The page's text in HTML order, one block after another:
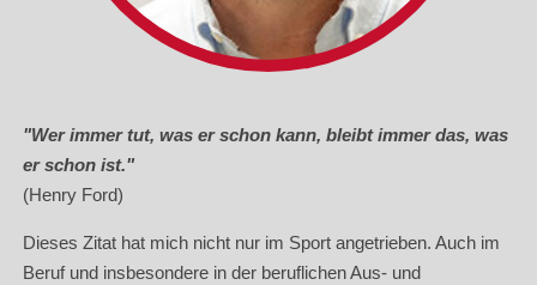
"Wer immer tut, was er schon kann, bleibt immer das, was
er schon ist."
(Henry Ford)
Dieses Zitat hat mich nicht nur im Sport angetrieben. Auch im
Beruf und insbesondere in der beruflichen Aus- und